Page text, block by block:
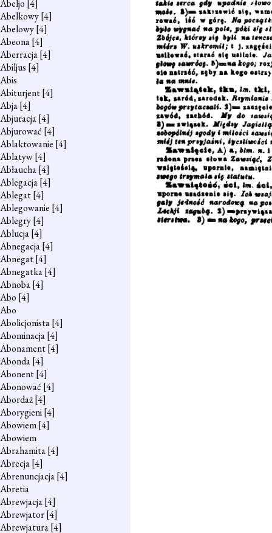
Abeljo [4]
Abelkowy[4]
Abelowy[4]
Abeona[4]
Aberracja[4]
Abiljus [4]
Abis
Abiturjent[4]
Abja[4]
Abjuracja[4]
Abjurować [4]
Ablaktowanie [4]
Ablatyw[4]
Abłaucha[4]
Ablegacja[4]
Ablegat[4]
Ablegowanie [4]
Ablegry[4]
Ablucja[4]
Abnegacja[4]
Abnegat[4]
Abnegatka[4]
Abnoba[4]
Abo [4]
Abo
Abolicjonista[4]
Abominacja[4]
Abonament[4]
Abonda[4]
Abonent[4]
Abonować [4]
Abordaż[4]
Aborygieni[4]
Abowiem[4]
Abowiem
Abrahamita[4]
Abrecja[4]
Abrenuncjacja[4]
Abretia
Abrewjacja[4]
Abrewjator[4]
Abrewjatura[4]